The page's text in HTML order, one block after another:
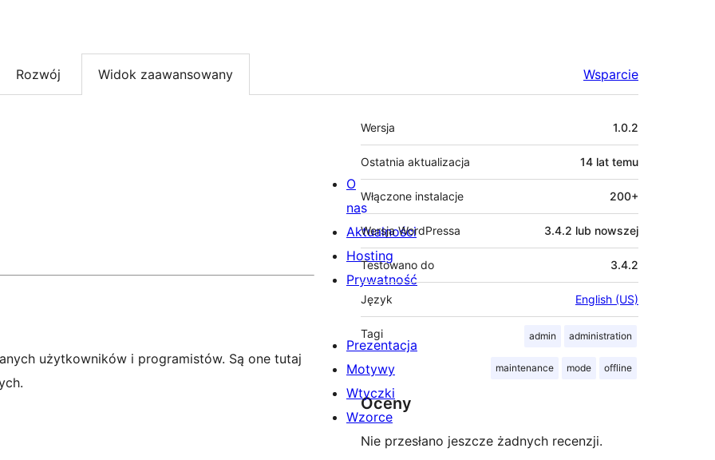
Rozwój Widok zaawansowany Wsparcie
użytkowników i programistów. Są one tutaj
Meta
Wersja 1.0.2
Ostatnia aktualizacja 14 lat temu
Włączone instalacje 200+
Wersja WordPressa 3.4.2 lub nowszej
Testowano do 3.4.2
Język English (US)
Tagi admin administration
maintenance mode offline
Oceny
Nie przesłano jeszcze żadnych recenzji.
O
nas
Aktualności
Hosting
Prywatność
Prezentacja
Motywy
Wtyczki
Wzorce